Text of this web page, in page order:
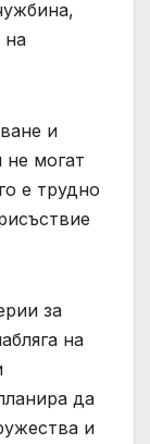
на
и
не могат
е трудно
за
на
да
и